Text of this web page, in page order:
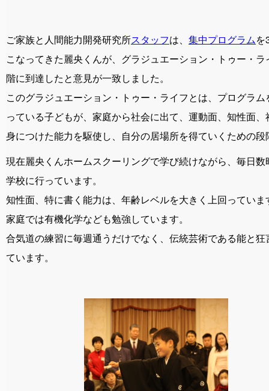
ご家族と人間能力開発研究所スタッフは、 集中プログラムを
こなってきた麗央くんが、グラジュエーション・トゥー・ラ
階に到達したと意見が一致しました。
このグラジュエーション・トゥー・ライフとは、プログラム
っている子どもが、家庭から社会に出て、運動面、知性面、
身につけた能力を駆使し、自分の居場所を得ていくための段
現在麗央くんホームスクーリングで学び続けながら、毎日数
学校に行っています。
知性面、特に書く能力は、年齢レベルを大きく上回っていま
家庭では有機化学なども勉強しています。
合気道の練習に毎週通うだけでなく、伝統芸術である能と狂
ています。